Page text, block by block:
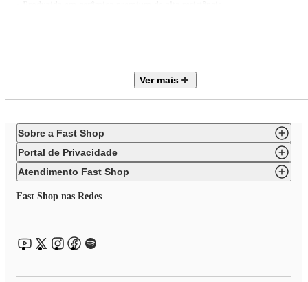
• Fácil desenforme e limpeza prática
• Compatível com forno e micro-ondas
• Material: Cerâmica
• Capacidade: 480 ml
• Cor: Azure Blue
• Altura: 9,9 cm
• Largura: 11,7 cm
• Comprimento: 15 cm
• Fonte de calor: Forno e micro-ondas
• Resistência térmica: -23°C até 260°C
• Não utilizar sobre fogo direto
• Produto indicado para preparo e apresentação de alimentos
Ver mais
Sobre a Fast Shop
Portal de Privacidade
Atendimento Fast Shop
Fast Shop nas Redes